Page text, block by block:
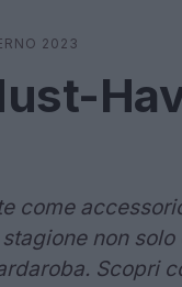
2023
come
non solo
Scopri